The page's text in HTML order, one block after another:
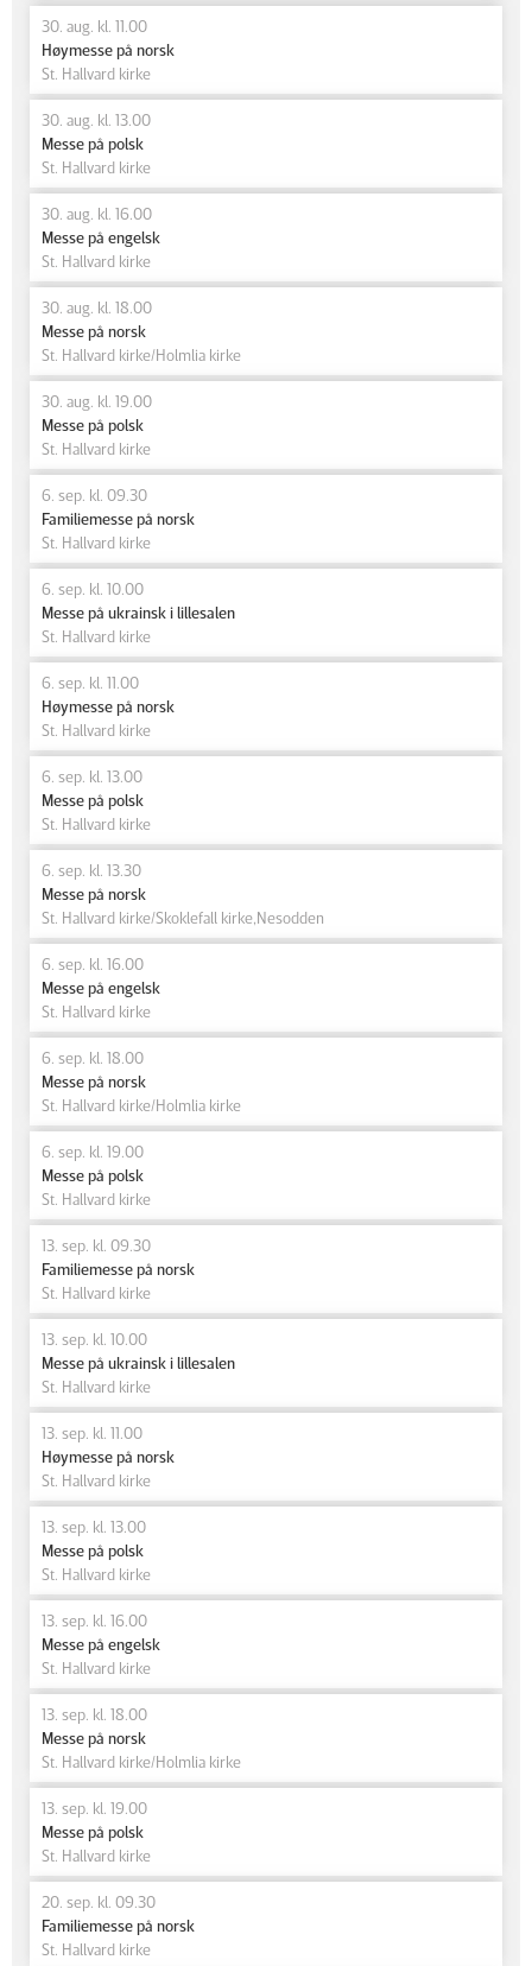
30. aug. kl. 11.00
Høymesse på norsk
St. Hallvard kirke
30. aug. kl. 13.00
Messe på polsk
St. Hallvard kirke
30. aug. kl. 16.00
Messe på engelsk
St. Hallvard kirke
30. aug. kl. 18.00
Messe på norsk
St. Hallvard kirke/Holmlia kirke
30. aug. kl. 19.00
Messe på polsk
St. Hallvard kirke
6. sep. kl. 09.30
Familiemesse på norsk
St. Hallvard kirke
6. sep. kl. 10.00
Messe på ukrainsk i lillesalen
St. Hallvard kirke
6. sep. kl. 11.00
Høymesse på norsk
St. Hallvard kirke
6. sep. kl. 13.00
Messe på polsk
St. Hallvard kirke
6. sep. kl. 13.30
Messe på norsk
St. Hallvard kirke/Skoklefall kirke,Nesodden
6. sep. kl. 16.00
Messe på engelsk
St. Hallvard kirke
6. sep. kl. 18.00
Messe på norsk
St. Hallvard kirke/Holmlia kirke
6. sep. kl. 19.00
Messe på polsk
St. Hallvard kirke
13. sep. kl. 09.30
Familiemesse på norsk
St. Hallvard kirke
13. sep. kl. 10.00
Messe på ukrainsk i lillesalen
St. Hallvard kirke
13. sep. kl. 11.00
Høymesse på norsk
St. Hallvard kirke
13. sep. kl. 13.00
Messe på polsk
St. Hallvard kirke
13. sep. kl. 16.00
Messe på engelsk
St. Hallvard kirke
13. sep. kl. 18.00
Messe på norsk
St. Hallvard kirke/Holmlia kirke
13. sep. kl. 19.00
Messe på polsk
St. Hallvard kirke
20. sep. kl. 09.30
Familiemesse på norsk
St. Hallvard kirke